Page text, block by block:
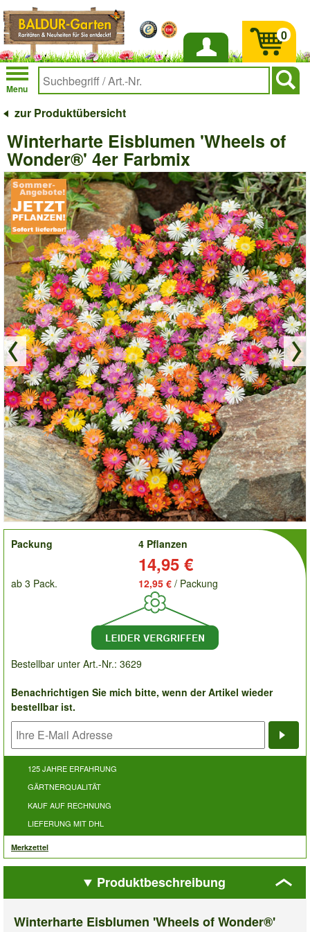
Anmelden
Menu
0
zur Produktübersicht
Winterharte Eisblumen 'Wheels of
Wonder®' 4er Farbmix
order
Packung
4 Pflanzen
14,95 €
ab 3 Pack. 12,95 € / Packung
Bestellbar unter Art.-Nr.: 3629
Benachrichtigen Sie mich bitte, wenn der Artikel wieder
bestellbar ist.
125 JAHRE ERFAHRUNG
GÄRTNERQUALITÄT
KAUF AUF RECHNUNG
LIEFERUNG MIT DHL
Merkzettel
Produktbeschreibung
Winterharte Eisblumen 'Wheels of Wonder®'